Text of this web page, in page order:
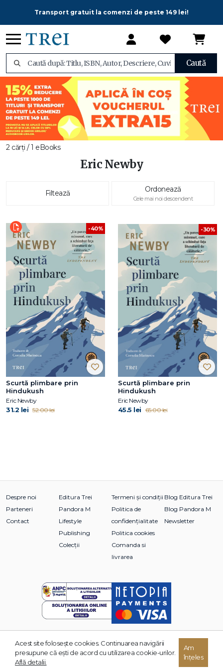
Transport gratuit la comenzi de peste 149 lei!
Caută
2 cărți / 1 eBooks
Eric Newby
Filtează Ordonează
Cele mai noi descendent
-40%
Scurtă plimbare prin
Hindukush
Eric Newby
31.2 lei 52.00 lei
-30%
Scurtă plimbare prin
Hindukush
Eric Newby
45.5 lei 65.00 lei
Despre noi
Parteneri
Contact
Editura Trei
Pandora M
Lifestyle
Publishing
Colecții
Termeni și condiții
Politica de
confidențialitate
Politica cookies
Comanda si
livrarea
Blog Editura Trei
Blog Pandora M
Newsletter
© 2026 Grupul Editorial TREI. Toate drepturile rezervate.
Acest site foloseşte cookies. Continuarea navigării
presupune că eşti de acord cu utilizarea cookie-urilor.
Află detalii.
Am
înțeles